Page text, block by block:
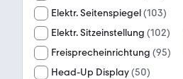
Elektr. Seitenspiegel(103)
Elektr. Sitzeinstellung (102)
Freisprecheinrichtung (95)
Head-Up Display(50)